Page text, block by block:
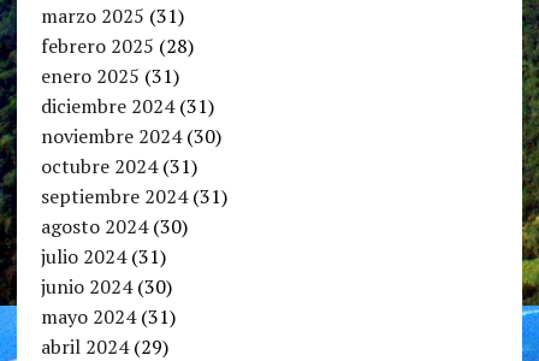
marzo 2025 (31)
febrero 2025 (28)
enero 2025 (31)
diciembre 2024(31)
noviembre 2024(30)
octubre 2024(31)
septiembre 2024(31)
agosto 2024(30)
julio 2024(31)
junio 2024(30)
mayo 2024(31)
abril 2024(29)